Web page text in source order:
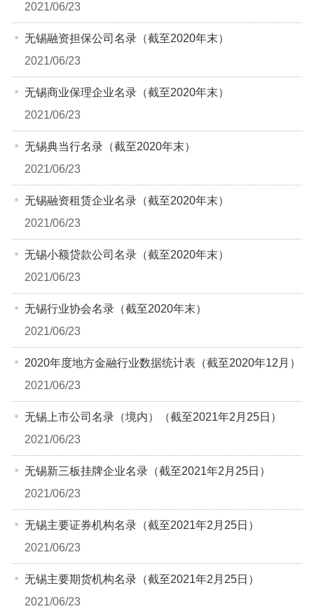
2021/06/23
无锡融资担保公司名录（截至2020年末）
2021/06/23
无锡商业保理企业名录（截至2020年末）
2021/06/23
无锡典当行名录（截至2020年末）
2021/06/23
无锡融资租赁企业名录（截至2020年末）
2021/06/23
无锡小额贷款公司名录（截至2020年末）
2021/06/23
无锡行业协会名录（截至2020年末）
2021/06/23
2020年度地方金融行业数据统计表（截至2020年12月）
2021/06/23
无锡上市公司名录（境内）（截至2021年2月25日）
2021/06/23
无锡新三板挂牌企业名录（截至2021年2月25日）
2021/06/23
无锡主要证券机构名录（截至2021年2月25日）
2021/06/23
无锡主要期货机构名录（截至2021年2月25日）
2021/06/23